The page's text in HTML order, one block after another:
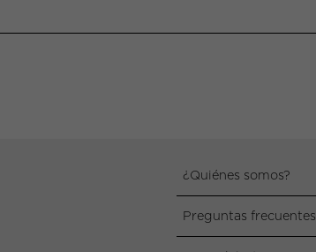
¿Quiénes somos?
Preguntas frecuentes